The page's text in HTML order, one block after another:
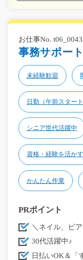
お仕事No.
事務サポー
未経験歓迎
日勤（午前スタート
シニア世代活躍中
資格・経験を活かす
かんたん作業
PRポイント
＼ネイル、ピ
30代活躍中♪
日払いOK＆「